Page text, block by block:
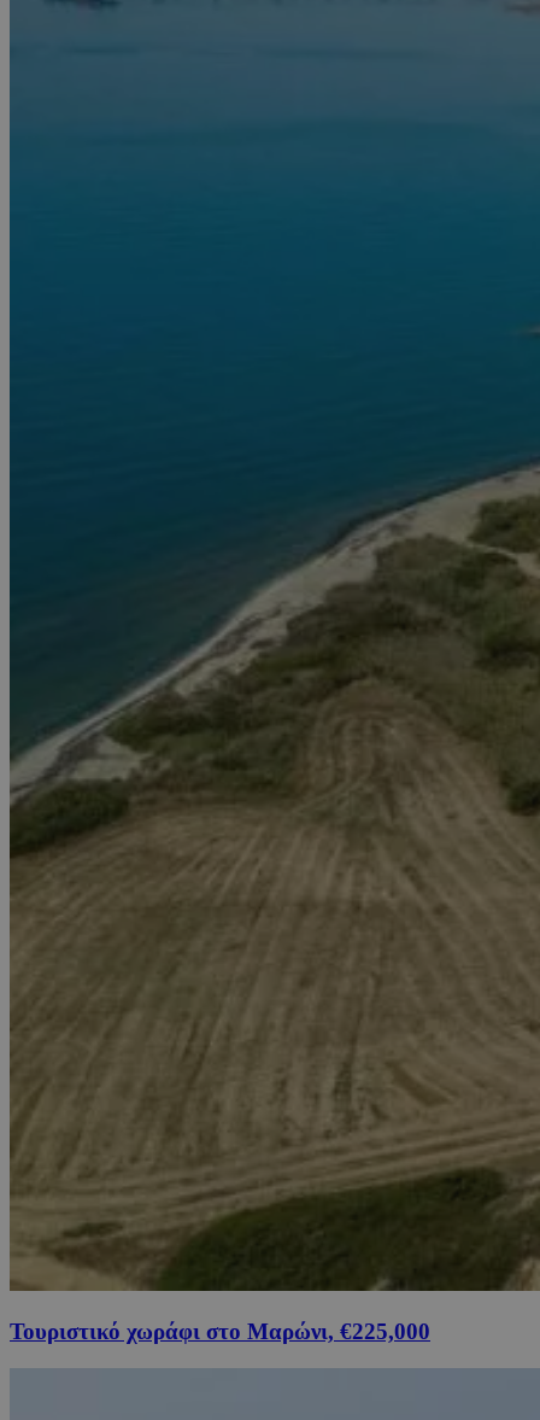
Τουριστικό χωράφι στο Μαρώνι, €225,000